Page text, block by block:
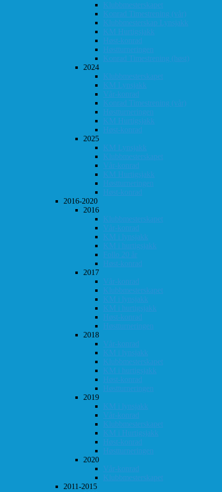
Klubbmesterskapet
Konrad Timestrening (vår)
Klubbmesterskap Lynsjakk
KM Hurtigsjakk
Høst-konrad
Høstturneringen
Konrad Timestrening (høst)
2024
Klubbmesterskapet
KM Lynsjakk
Vår-konrad
Konrad Timestrening (vår)
Høstturneringen
KM Hurtigsjakk
Høst-konrad
2025
KM Lynsjakk
Klubbmesterskapet
Vår-konrad
KM Hurtigsjakk
Høstturneringen
Høst-konrad
2016-2020
2016
Klubbmesterskapet
Vår-konrad
KM i lynsjakk
KM i hurtigsjakk
Follo 20 år
Høst-konrad
2017
Vår-konrad
Klubbmesterskapet
KM i lynsjakk
KM i hurtigsjakk
Høst-konrad
Høstturneringen
2018
Vår-konrad
KM i lynsjakk
Klubbmesterskapet
KM i hurtigsjakk
Høst-konrad
Høstturneringen
2019
KM i lynsjakk
Vår-konrad
Klubbmesterskapet
KM i Hurtigsjakk
Høst-konrad
Høstturneringen
2020
Vår-konrad
Klubbmesterskapet
2011-2015